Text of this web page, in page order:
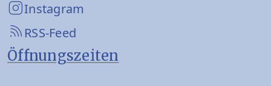
Instagram
RSS-Feed
Öffnungszeiten